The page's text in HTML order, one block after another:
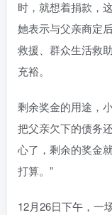
时，就想着捐款，
她表示与父亲商定
救援、群众生活救
充裕。
剩余奖金的用途，
把父亲欠下的债务
心了，剩余的奖金
打算。”
12月26日下午，